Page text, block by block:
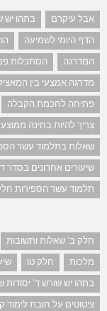
אבל עיקרם בתהו יש
הדף היומי לשמיעה
המדרגה
הסתכלות
מדרגה אמצעי בין
פתיחה לחכמת הקבלה
צריך להיות בחינה
שאלות בתלמוד עשר
שיעורים אחרונים בסדר
תלמוד עשר הספירות
חלק ב' שאלות ותשובות
מלכות
חלק טו
בתהו יש שורש ד' יסודות
ציטוטים על חובת לימוד